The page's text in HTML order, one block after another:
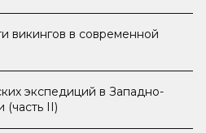
викингов в современной
экспедиций в Западно-
(часть II)